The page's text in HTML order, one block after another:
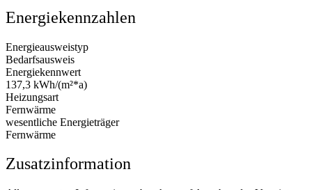
Energiekennzahlen
Energieausweistyp
Bedarfsausweis
Energiekennwert
137,3 kWh/(m²*a)
Heizungsart
Fernwärme
wesentliche Energieträger
Fernwärme
Zusatzinformation